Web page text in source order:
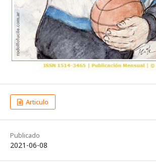
Articulo
Publicado
2021-06-08